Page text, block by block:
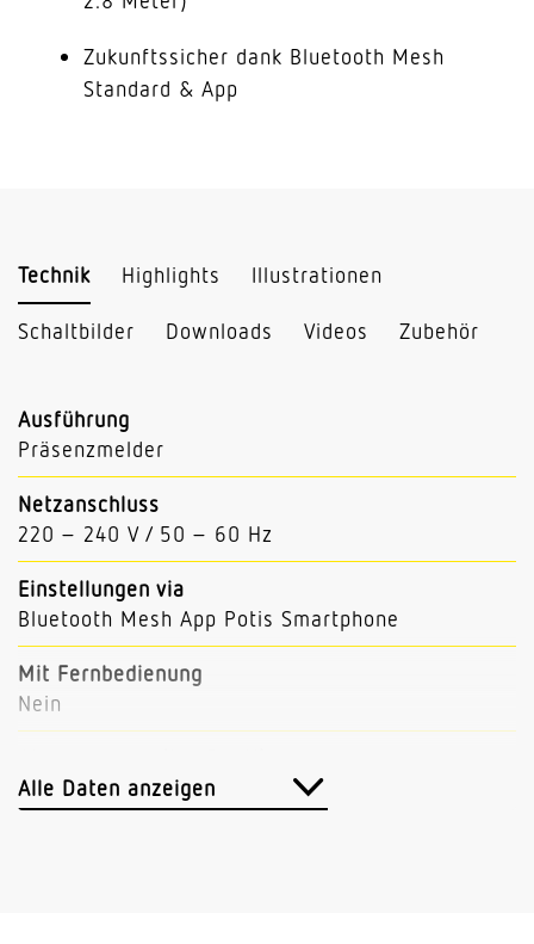
Zukunftssicher dank Bluetooth Mesh
Standard & App
Technik Highlights Illustrationen
Schaltbilder Downloads Videos Zubehör
Ausführung
Präsenzmelder
Netzanschluss
220 – 240 V / 50 – 60 Hz
Einstellungen via
Bluetooth Mesh App Potis Smartphone
Mit Fernbedienung
Nein
64 x 123 x 123 mm
Alle Daten anzeigen